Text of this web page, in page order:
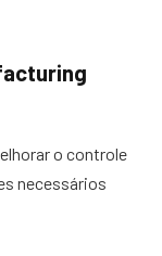
o controle
necessários